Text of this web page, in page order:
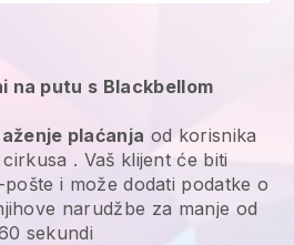
na putu s Blackbellom
plaćanja od korisnika
. Vaš klijent će biti
i može dodati podatke o
narudžbe za manje od
sekundi